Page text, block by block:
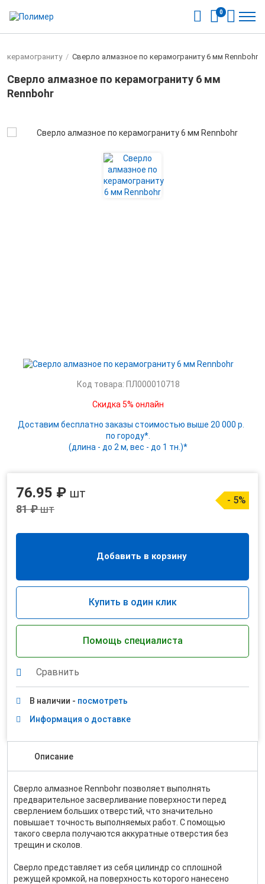
0
керамограниту / Сверло алмазное по керамограниту 6 мм Rennbohr
Сверло алмазное по керамограниту 6 мм
Rennbohr
Код товара: ПЛ000010718
Скидка 5% онлайн
Доставим бесплатно заказы стоимостью выше 20 000 р.
по городу*.
(длина - до 2 м, вес - до 1 тн.)*
76.95 ₽ шт
81 ₽шт
- 5%
Добавить в корзину
Купить в один клик
Помощь специалиста
Сравнить
В наличии - посмотреть
Информация о доставке
Описание
Сверло алмазное Rennbohr позволяет выполнять
предварительное засверливание поверхности перед
сверлением больших отверстий, что значительно
повышает точность выполняемых работ. С помощью
такого сверла получаются аккуратные отверстия без
трещин и сколов.
Сверло представляет из себя цилиндр со сплошной
режущей кромкой, на поверхность которого нанесено